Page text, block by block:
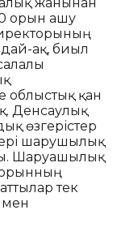
орын ашу
ақ, биыл
облыстық қан
Денсаулық
өзгерістер
шарушылық
Шаруашылық
тек